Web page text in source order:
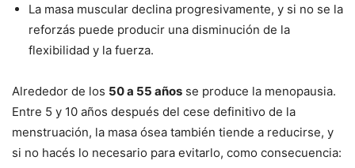
La masa muscular declina progresivamente, y si no se la
reforzás puede producir una disminución de la
flexibilidad y la fuerza.
Alrededor de los 50 a 55 años se produce la menopausia.
Entre 5 y 10 años después del cese definitivo de la
menstruación, la masa ósea también tiende a reducirse, y
si no hacés lo necesario para evitarlo, como consecuencia: